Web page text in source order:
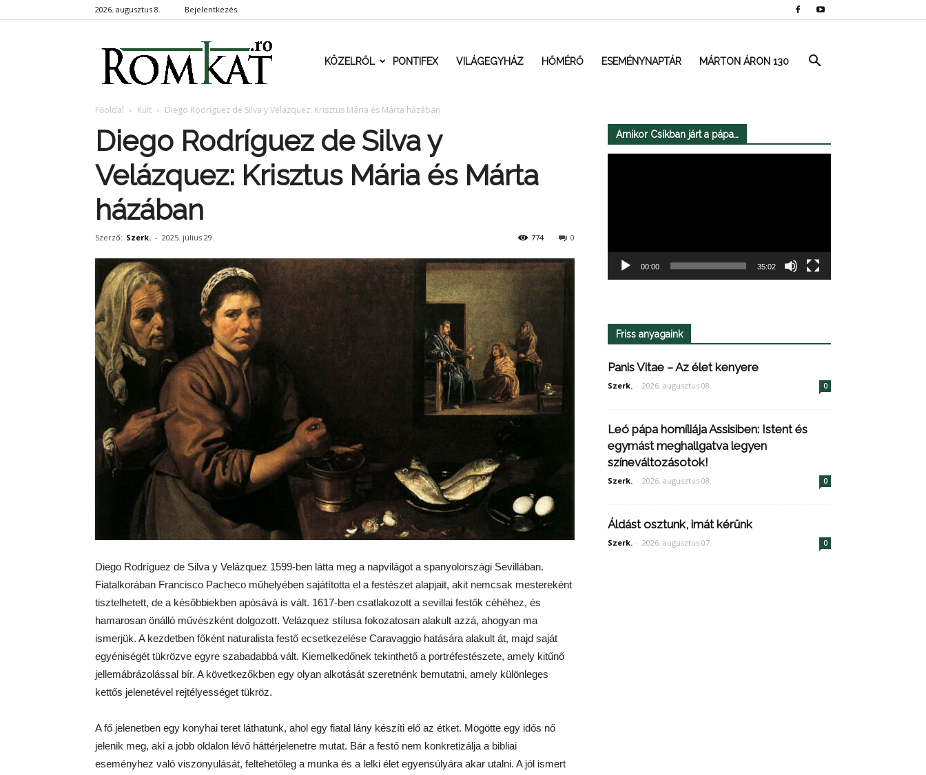
2026. augusztus 8. Bejelentkezés
RomKat.roKÖZELRŐL PONTIFEX VILÁGEGYHÁZ HŐMÉRŐ ESEMÉNYNAPTÁR MÁRTON ÁRON 130
Főoldal Kult Diego Rodríguez de Silva y Velázquez: Krisztus Mária és Márta házában
Diego Rodríguez de Silva y
Velázquez: Krisztus Mária és Márta
házában
Szerző: Szerk. - 2025. július 29. 0
774
Diego Rodríguez de Silva y Velázquez 1599-ben látta meg a napvilágot a spanyolországi Sevillában.
Fiatalkorában Francisco Pacheco műhelyében sajátította el a festészet alapjait, akit nemcsak mestereként
tisztelhetett, de a későbbiekben apósává is vált. 1617-ben csatlakozott a sevillai festők céhéhez, és
hamarosan önálló művészként dolgozott. Velázquez stílusa fokozatosan alakult azzá, ahogyan ma
ismerjük. A kezdetben főként naturalista festő ecsetkezelése Caravaggio hatására alakult át, majd saját
egyéniségét tükrözve egyre szabadabbá vált. Kiemelkedőnek tekinthető a portréfestészete, amely kitűnő
jellemábrázolással bír. A következőkben egy olyan alkotását szeretnénk bemutatni, amely különleges
kettős jelenetével rejtélyességet tükröz.
A fő jelenetben egy konyhai teret láthatunk, ahol egy fiatal lány készíti elő az étket. Mögötte egy idős nő
jelenik meg, aki a jobb oldalon lévő háttérjelenetre mutat. Bár a festő nem konkretizálja a bibliai
eseményhez való viszonyulását, feltehetőleg a munka és a lelki élet egyensúlyára akar utalni. A jól ismert
Amikor Csíkban járt a pápa…
00:00 35:02
Friss anyagaink
Panis Vitae – Az élet kenyere
Szerk. - 2026. augusztus 08. 0
Leó pápa homíliája Assisiben: Istent és
egymást meghallgatva legyen
színeváltozásotok!
Szerk. - 2026. augusztus 08. 0
Áldást osztunk, imát kérünk
Szerk. - 2026. augusztus 07. 0